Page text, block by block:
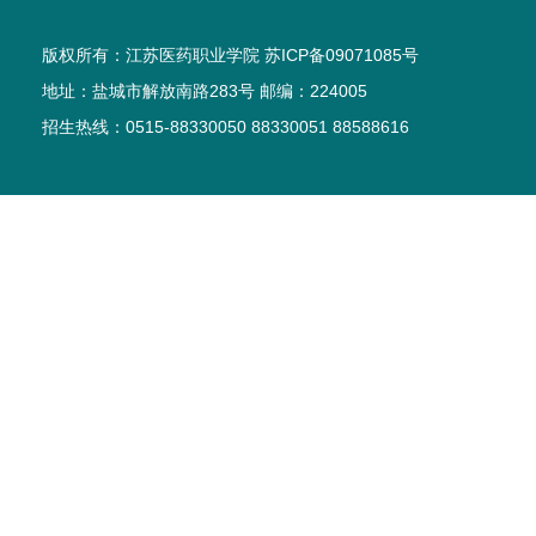
版权所有：江苏医药职业学院 苏ICP备09071085号
地址：盐城市解放南路283号 邮编：224005
招生热线：0515-88330050 88330051 88588616